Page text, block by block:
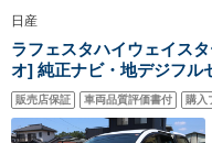
日産
ラフェスタハイウェイ
オ] 純正ナビ・地デジフル
スライドドア・LEDヘッ
ーダー・スマートキー・
対応車
販売店保証 車両品質評価書付 購入